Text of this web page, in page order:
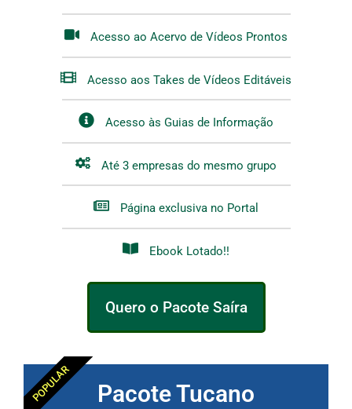
Acesso ao Acervo de Vídeos Prontos
Acesso aos Takes de Vídeos Editáveis
Acesso às Guias de Informação
Até 3 empresas do mesmo grupo
Página exclusiva no Portal
Ebook Lotado!!
Quero o Pacote Saíra
POPULAR Pacote Tucano